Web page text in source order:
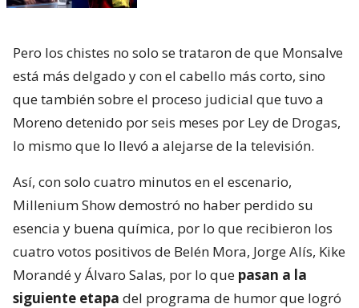
Pero los chistes no solo se trataron de que Monsalve
está más delgado y con el cabello más corto, sino
que también sobre el proceso judicial que tuvo a
Moreno detenido por seis meses por Ley de Drogas,
lo mismo que lo llevó a alejarse de la televisión.
Así, con solo cuatro minutos en el escenario,
Millenium Show demostró no haber perdido su
esencia y buena química, por lo que recibieron los
cuatro votos positivos de Belén Mora, Jorge Alís, Kike
Morandé y Álvaro Salas, por lo que pasan a la
siguiente etapa del programa de humor que logró